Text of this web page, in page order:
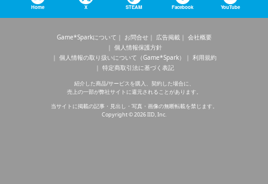
Home X STEAM Facebook YouTube
Game*Sparkについて お問合せ 広告掲載
会社概要
個人情報保護方針
個人情報の取り扱いについて（Game*Spark）
利用規約
特定商取引法に基づく表記
紹介した商品/サービスを購入、契約した場合に、
売上の一部が弊社サイトに還元されることがあります。
当サイトに掲載の記事・見出し・写真・画像の無断転載を禁じます。
Copyright © 2026 IID, Inc.